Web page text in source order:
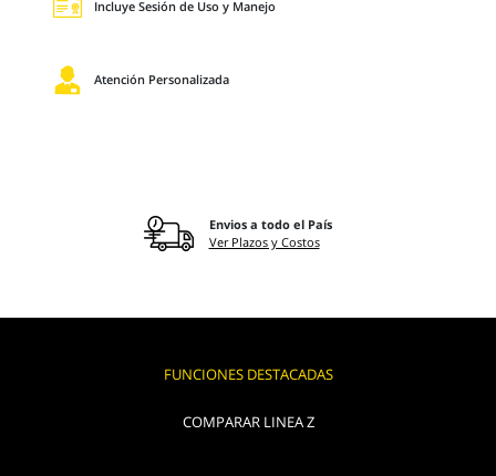
Incluye Sesión de Uso y Manejo
Atención Personalizada
Envios a todo el País
Ver Plazos y Costos
FUNCIONES DESTACADAS
COMPARAR LINEA Z